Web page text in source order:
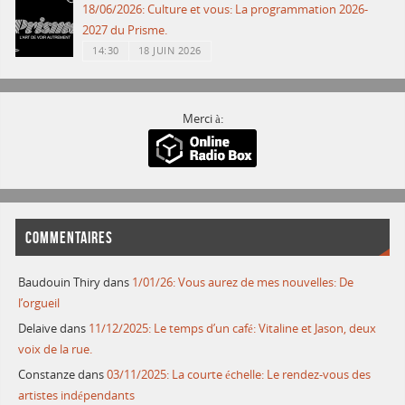
18/06/2026: Culture et vous: La programmation 2026-
2027 du Prisme.
14:30 18 JUIN 2026
Merci à:
COMMENTAIRES
Baudouin Thirydans 1/01/26: Vous aurez de mes nouvelles: De
l’orgueil
Delaivedans 11/12/2025: Le temps d’un café: Vitaline et Jason, deux
voix de la rue.
Constanzedans03/11/2025: La courte échelle: Le rendez-vous des
artistes indépendants